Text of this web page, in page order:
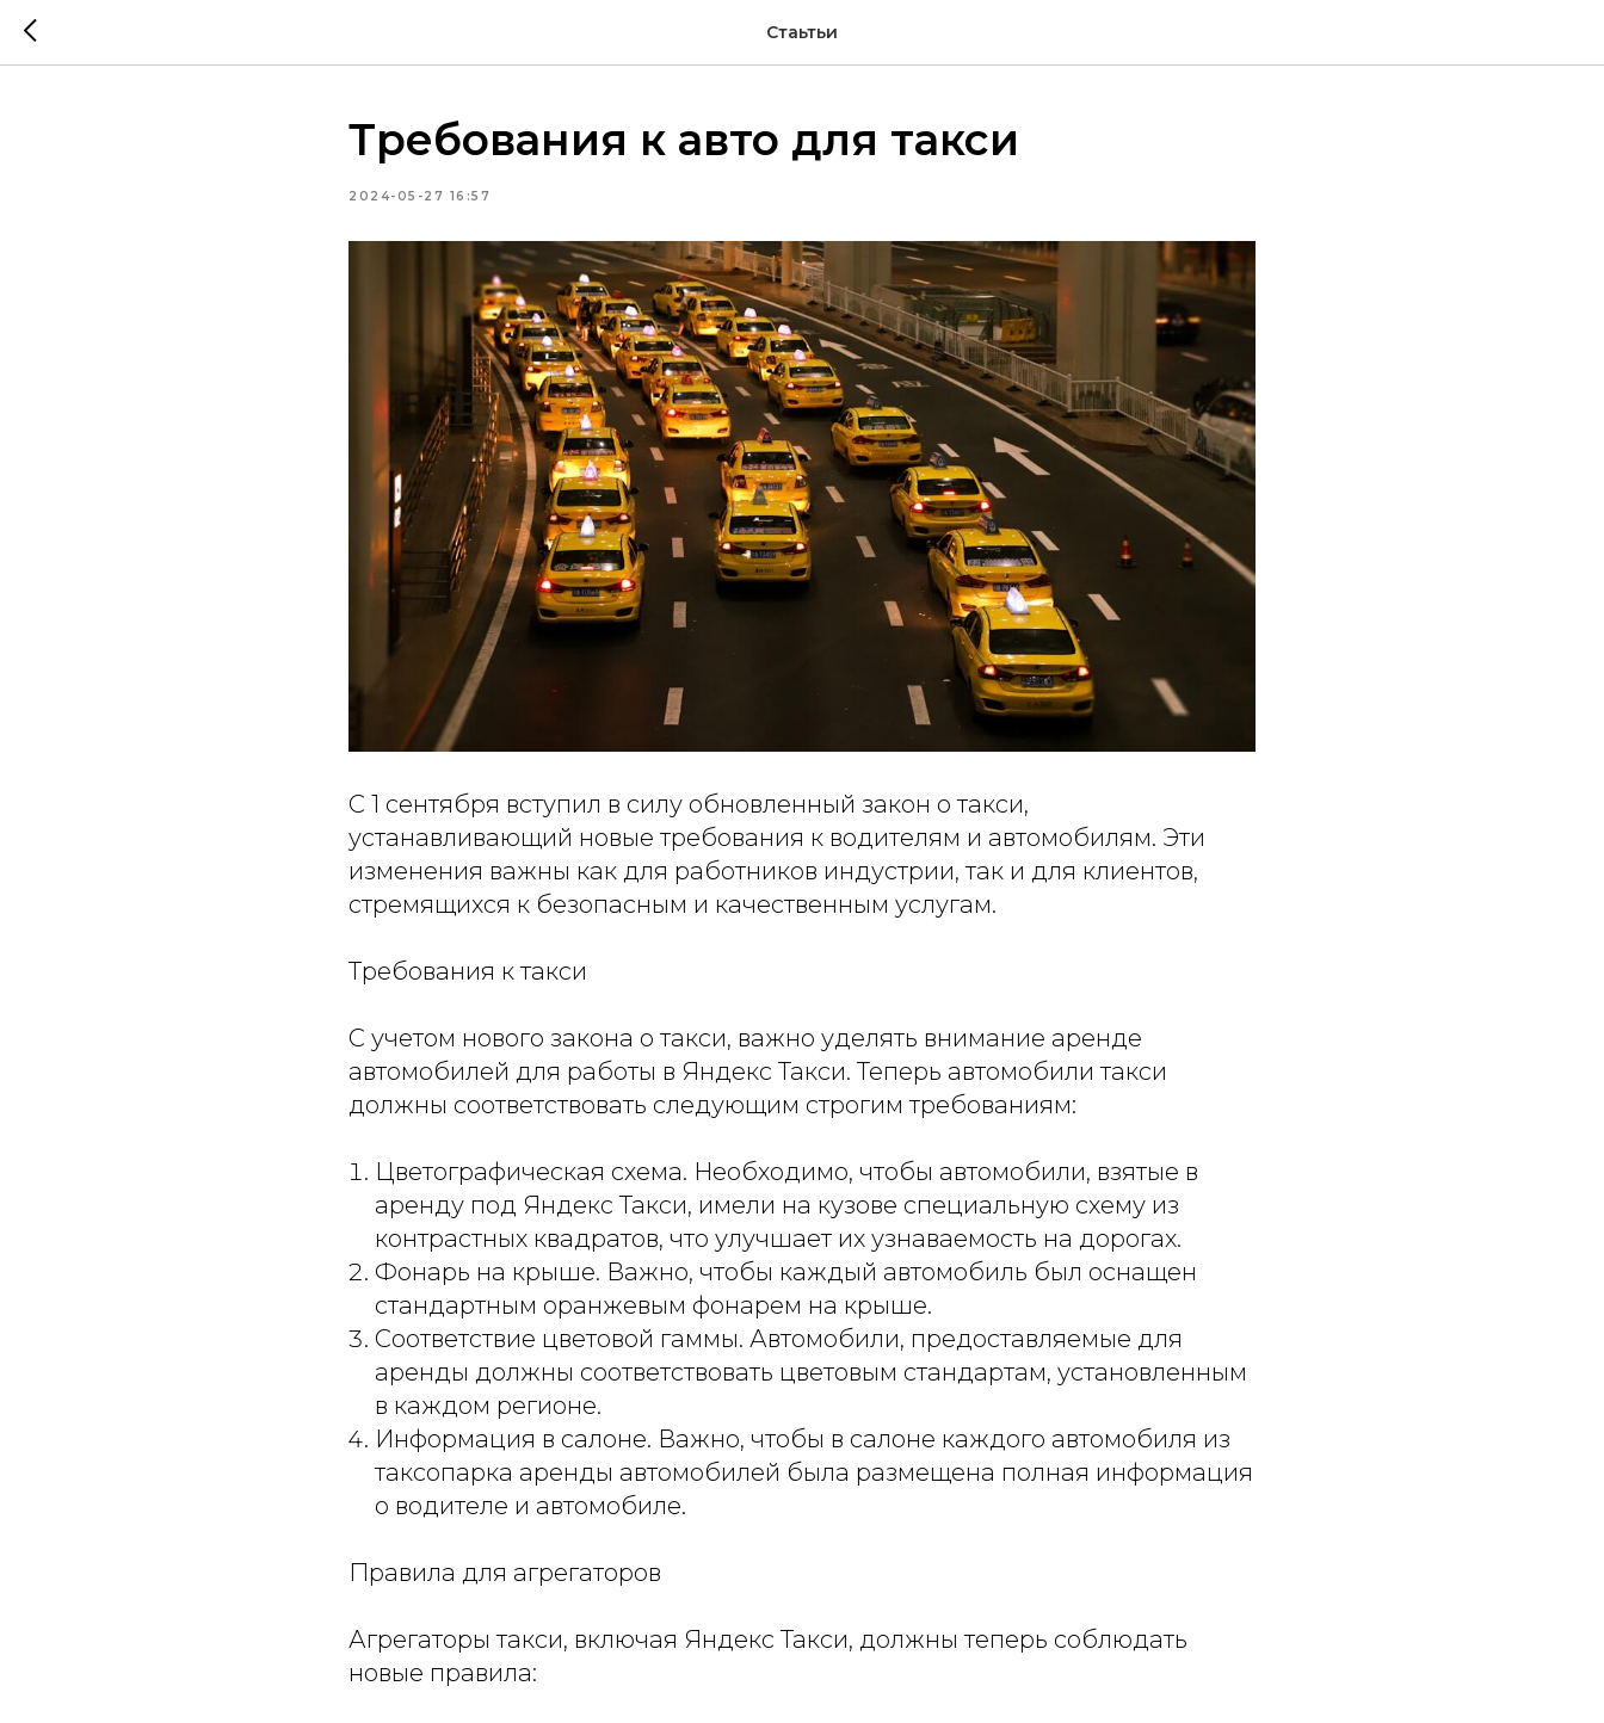
Стаьтьи
Требования к авто для такси
2024-05-27 16:57
С 1 сентября вступил в силу обновленный закон о такси,
устанавливающий новые требования к водителям и автомобилям. Эти
изменения важны как для работников индустрии, так и для клиентов,
стремящихся к безопасным и качественным услугам.
Требования к такси
С учетом нового закона о такси, важно уделять внимание аренде
автомобилей для работы в Яндекс Такси. Теперь автомобили такси
должны соответствовать следующим строгим требованиям:
Цветографическая схема. Необходимо, чтобы автомобили, взятые в
аренду под Яндекс Такси, имели на кузове специальную схему из
контрастных квадратов, что улучшает их узнаваемость на дорогах.
Фонарь на крыше. Важно, чтобы каждый автомобиль был оснащен
стандартным оранжевым фонарем на крыше.
Соответствие цветовой гаммы. Автомобили, предоставляемые для
аренды должны соответствовать цветовым стандартам, установленным
в каждом регионе.
Информация в салоне. Важно, чтобы в салоне каждого автомобиля из
таксопарка аренды автомобилей была размещена полная информация
о водителе и автомобиле.
Правила для агрегаторов
Агрегаторы такси, включая Яндекс Такси, должны теперь соблюдать
новые правила: